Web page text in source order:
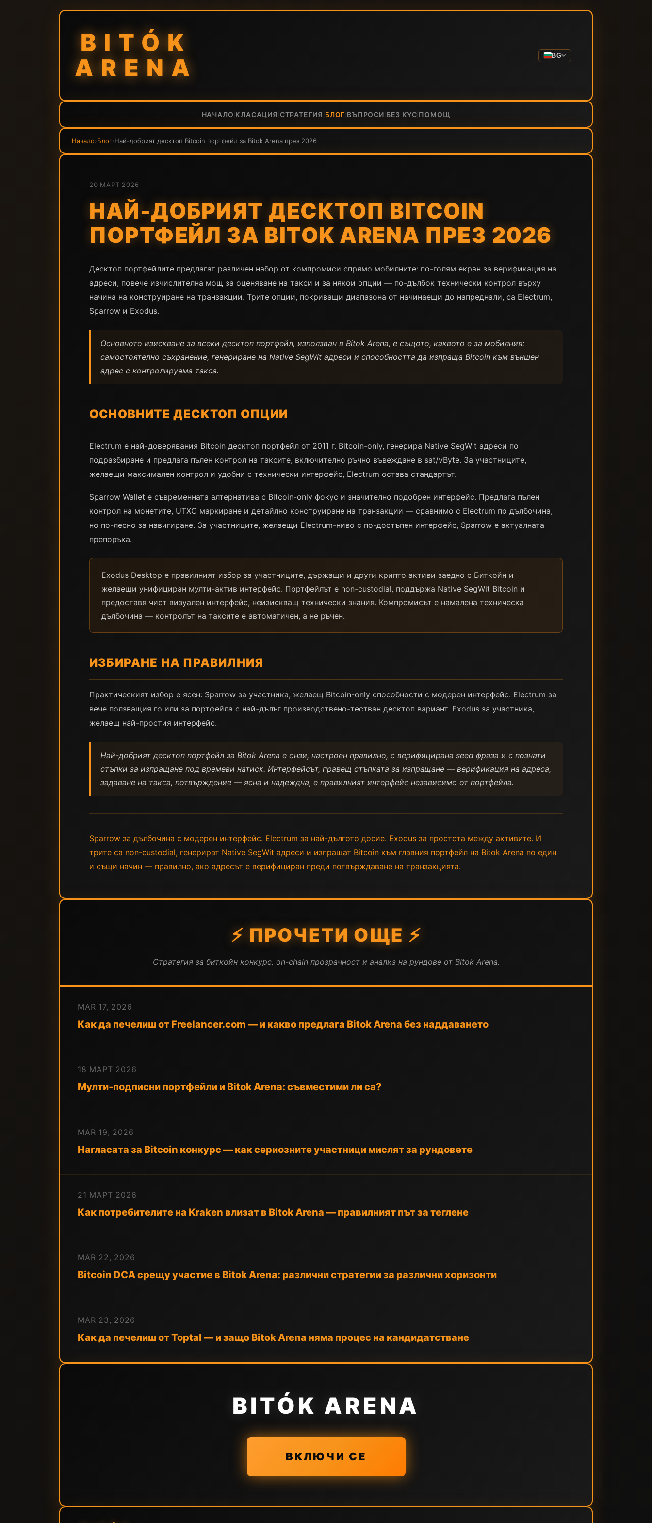
BITÓK
ARENA
BG
НАЧАЛО КЛАСАЦИЯ СТРАТЕГИЯ БЛОГ ВЪПРОСИ БЕЗ KYC ПОМОЩ
Начало›Блог›Най-добрият десктоп Bitcoin портфейл за Bitok Arena през 2026
20 МАРТ 2026
НАЙ-ДОБРИЯТ ДЕСКТОП BITCOIN
ПОРТФЕЙЛ ЗА BITOK ARENA ПРЕЗ 2026
Десктоп портфейлите предлагат различен набор от компромиси спрямо мобилните: по-голям екран за верификация на
адреси, повече изчислителна мощ за оценяване на такси и за някои опции — по-дълбок технически контрол върху
начина на конструиране на транзакции. Трите опции, покриващи диапазона от начинаещи до напреднали, са Electrum,
Sparrow и Exodus.
Основното изискване за всеки десктоп портфейл, използван в Bitok Arena, е същото, каквото е за мобилния:
самостоятелно съхранение, генериране на Native SegWit адреси и способността да изпраща Bitcoin към външен
адрес с контролируема такса.
ОСНОВНИТЕ ДЕСКТОП ОПЦИИ
Electrum е най-доверявания Bitcoin десктоп портфейл от 2011 г. Bitcoin-only, генерира Native SegWit адреси по
подразбиране и предлага пълен контрол на таксите, включително ръчно въвеждане в sat/vByte. За участниците,
желаещи максимален контрол и удобни с технически интерфейс, Electrum остава стандартът.
Sparrow Wallet е съвременната алтернатива с Bitcoin-only фокус и значително подобрен интерфейс. Предлага пълен
контрол на монетите, UTXO маркиране и детайлно конструиране на транзакции — сравнимо с Electrum по дълбочина,
но по-лесно за навигиране. За участниците, желаещи Electrum-ниво с по-достъпен интерфейс, Sparrow е актуалната
препоръка.
Exodus Desktop е правилният избор за участниците, държащи и други крипто активи заедно с Биткойн и
желаещи унифициран мулти-актив интерфейс. Портфейлът е non-custodial, поддържа Native SegWit Bitcoin и
предоставя чист визуален интерфейс, неизискващ технически знания. Компромисът е намалена техническа
дълбочина — контролът на таксите е автоматичен, а не ръчен.
ИЗБИРАНЕ НА ПРАВИЛНИЯ
Практическият избор е ясен: Sparrow за участника, желаещ Bitcoin-only способности с модерен интерфейс. Electrum за
вече ползващия го или за портфейла с най-дълъг производствено-тестван десктоп вариант. Exodus за участника,
желаещ най-простия интерфейс.
Най-добрият десктоп портфейл за Bitok Arena е онзи, настроен правилно, с верифицирана seed фраза и с познати
стъпки за изпращане под времеви натиск. Интерфейсът, правещ стъпката за изпращане — верификация на адреса,
задаване на такса, потвърждение — ясна и надеждна, е правилният интерфейс независимо от портфейла.
Sparrow за дълбочина с модерен интерфейс. Electrum за най-дългото досие. Exodus за простота между активите. И
трите са non-custodial, генерират Native SegWit адреси и изпращат Bitcoin към главния портфейл на Bitok Arena по един
и същи начин — правилно, ако адресът е верифициран преди потвърждаване на транзакцията.
⚡ ПРОЧЕТИ ОЩЕ ⚡
Стратегия за биткойн конкурс, on-chain прозрачност и анализ на рундове от Bitok Arena.
MAR 17, 2026
Как да печелиш от Freelancer.com — и какво предлага Bitok Arena без наддаването
18 МАРТ 2026
Мулти-подписни портфейли и Bitok Arena: съвместими ли са?
MAR 19, 2026
Нагласата за Bitcoin конкурс — как сериозните участници мислят за рундовете
21 МАРТ 2026
Как потребителите на Kraken влизат в Bitok Arena — правилният път за теглене
MAR 22, 2026
Bitcoin DCA срещу участие в Bitok Arena: различни стратегии за различни хоризонти
MAR 23, 2026
Как да печелиш от Toptal — и защо Bitok Arena няма процес на кандидатстване
BITÓK ARENA
ВКЛЮЧИ СЕ